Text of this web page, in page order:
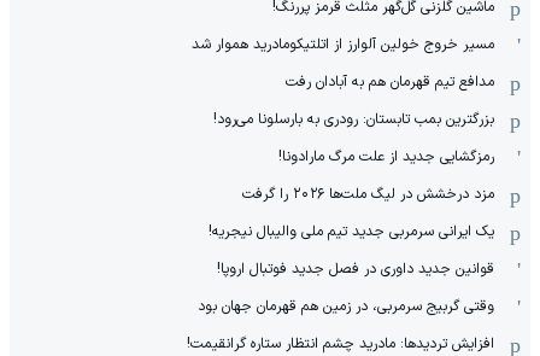
ماشین گلزنی گل‌گهر مثلث قرمز پررنگ!
مسیر خروج خولین آلوارز از اتلتیکومادرید هموار شد
مدافع تیم قهرمان هم به آبادان رفت
بزرگترین بمب تابستان: رودری به بارسلونا می‌رود!
رمزگشایی جدید از علت مرگ مارادونا!
مزد درخشش در لیگ ملت‌ها ٢٠٢۶ را گرفت
یک ایرانی سرمربی جدید تیم ملی والیبال نیجریه!
قوانین جدید داوری در فصل جدید فوتبال اروپا!
وقتی گربیج سرمربی، در زمین هم قهرمان جهان بود
افزایش تردیدها: مادرید چشم انتظار ستاره گرانقیمت!